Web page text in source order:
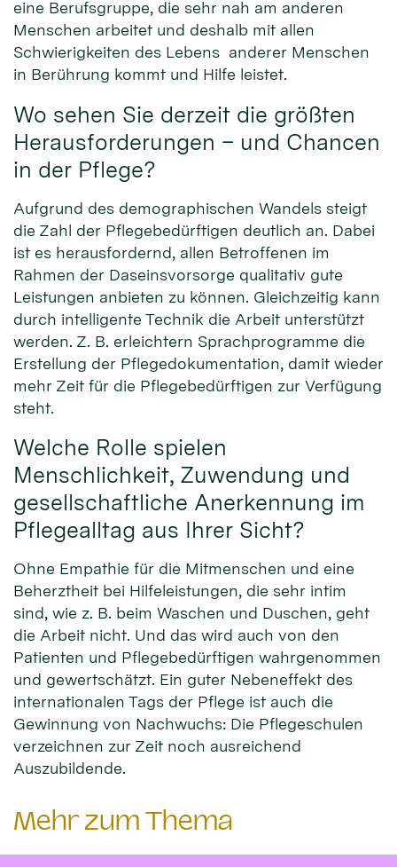
eine Berufsgruppe, die sehr nah am anderen
Menschen arbeitet und deshalb mit allen
Schwierigkeiten des Lebens anderer Menschen
in Berührung kommt und Hilfe leistet.
Wo sehen Sie derzeit die größten
Herausforderungen – und Chancen
in der Pflege?
Aufgrund des demographischen Wandels steigt
die Zahl der Pflegebedürftigen deutlich an. Dabei
ist es herausfordernd, allen Betroffenen im
Rahmen der Daseinsvorsorge qualitativ gute
Leistungen anbieten zu können. Gleichzeitig kann
durch intelligente Technik die Arbeit unterstützt
werden. Z. B. erleichtern Sprachprogramme die
Erstellung der Pflegedokumentation, damit wieder
mehr Zeit für die Pflegebedürftigen zur Verfügung
steht.
Welche Rolle spielen
Menschlichkeit, Zuwendung und
gesellschaftliche Anerkennung im
Pflegealltag aus Ihrer Sicht?
Ohne Empathie für die Mitmenschen und eine
Beherztheit bei Hilfeleistungen, die sehr intim
sind, wie z. B. beim Waschen und Duschen, geht
die Arbeit nicht. Und das wird auch von den
Patienten und Pflegebedürftigen wahrgenommen
und gewertschätzt. Ein guter Nebeneffekt des
internationalen Tags der Pflege ist auch die
Gewinnung von Nachwuchs: Die Pflegeschulen
verzeichnen zur Zeit noch ausreichend
Auszubildende.
Mehr zum Thema